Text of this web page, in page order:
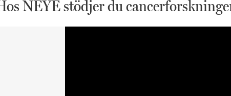
NEYE stödjer du